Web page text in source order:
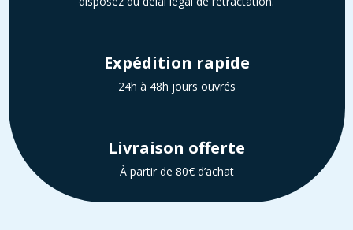
Expédition rapide
24h à 48h jours ouvrés
Livraison offerte
À partir de 80€ d’achat